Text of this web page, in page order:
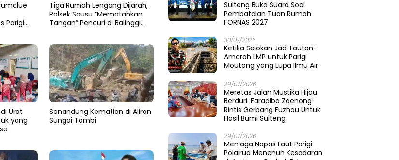
Parigi
Tiga Rumah Lengang Dijarah,
Polsek Sausu “Mematahkan
Tangan” Pencuri di Balinggi
Urat
yang
Senandung Kematian di Aliran
Sungai Tombi
Sulteng Buka Suara Soal
Pembatalan Tuan Rumah
FORNAS 2027
30/07/2026
Ketika Selokan Jadi Lautan:
Amarah LMP untuk Parigi
Moutong yang Lupa Ilmu Air
29/07/2026
Meretas Jalan Mustika Hijau
Berduri: Faradiba Zaenong
Rintis Gerbang Fuzhou Untuk
Hasil Bumi Sulteng
29/07/2026
​Menjaga Napas Laut Parigi:
Polairud Menenun Kesadaran